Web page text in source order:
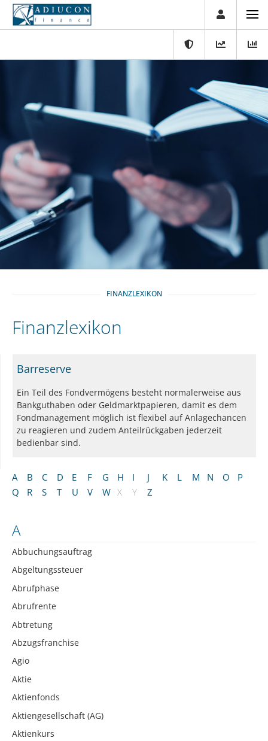
FINANZLEXIKON
Finanzlexikon
A B C D E F G H I J K L M N O
P
Q
R S T U V W X Y Z
A
Abbuchungsauftrag
Abgeltungssteuer
Abrufphase
Abrufrente
Abtretung
Abzugsfranchise
Agio
Aktie
Aktienfonds
Aktiengesellschaft (AG)
Aktienkurs
Barreserve
Ein Teil des Fondvermögens besteht normalerweise aus
Bankguthaben oder Geldmarktpapieren, damit es dem
Fondmanagement möglich ist flexibel auf Anlagechancen
zu reagieren und zudem Anteilrückgaben jederzeit
bedienbar sind.